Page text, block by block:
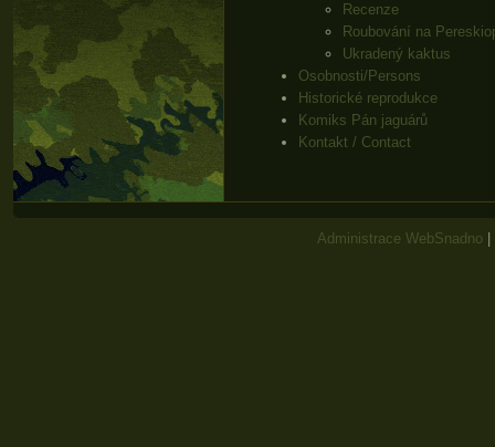
Recenze
Roubování na
Ukradený kaktus
Osobnosti/Persons
Historické reprodukce
Komiks Pán jaguárů
Kontakt / Contact
Administrace WebSnadno|